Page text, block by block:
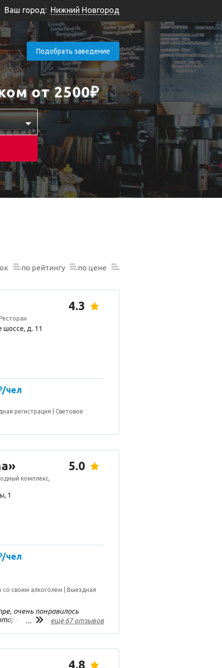
Ваш город: Нижний Новгород
Подобрать заведение
от 2500₽
по рейтингу по цене
4.3
шоссе, д. 11
чел
регистрация
Световое
комплекс,
5.0
1
чел
своим алкоголем
Выездная
очень понравилось
открывается
В доме очень уютно,
... ещё 67 отзывов
4.8